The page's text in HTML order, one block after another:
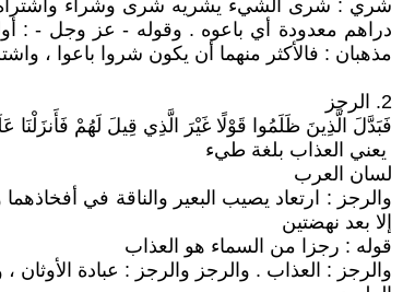
شري : شرى الشيء يشريه شرى وشراء واشتراه
دراهم معدودة أي باعوه . وقوله - عز وجل - :
مذهبان : فالأكثر منهما أن يكون شروا باعوا ،
2. الرجز
فَبَدَّلَ الَّذِينَ ظَلَمُوا قَوْلًا غَيْرَ الَّذِي قِيلَ لَهُمْ فَأَنزَلْنَا
يعني العذاب بلغة طيء
لسان العرب
والرجز : ارتعاد يصيب البعير والناقة في
إلا بعد نهضتين
قوله : رجزا من السماء هو العذاب
والرجز : العذاب . والرجز والرجز : عبادة